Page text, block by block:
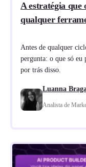
A estratégia que
qualquer
Antes de qualquer
pergunta: o que só eu
por trás disso.
Luanna
Analista de